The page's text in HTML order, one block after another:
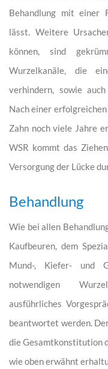
Behandlung mit einer
lässt. Weitere
können, sind
Wurzelkanäle, die
verhindern, sowie
Nach einer
Zahn noch viele Jahre
WSR kommt das
Versorgung der Lücke
Behandlung
Wie bei allen
Kaufbeuren, dem
Mund-, Kiefer- und
notwendigen
ausführliches
beantwortet werden.
die Gesamtkonstitution
wie oben erwähnt